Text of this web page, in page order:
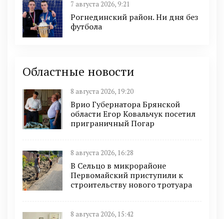
7 августа 2026, 9:21
Рогнединский район. Ни дня без
футбола
Областные новости
8 августа 2026, 19:20
Врио Губернатора Брянской
области Егор Ковальчук посетил
приграничный Погар
8 августа 2026, 16:28
В Сельцо в микрорайоне
Первомайский приступили к
строительству нового тротуара
8 августа 2026, 15:42